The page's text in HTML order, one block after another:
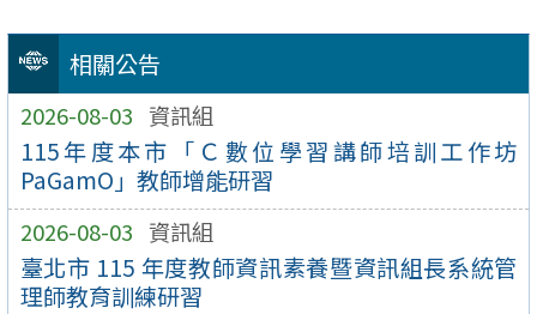
相關公告
2026-08-03 資訊組
115年度本市「Ｃ數位學習講師培訓工作坊
PaGamO」教師增能研習
2026-08-03 資訊組
臺北市 115 年度教師資訊素養暨資訊組長系統管
理師教育訓練研習